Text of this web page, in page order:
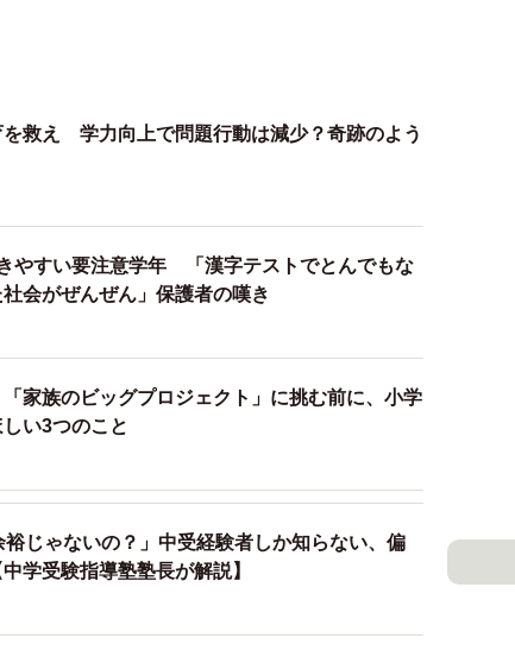
4年生の26.1%が「計算が好き（そう思う）」
）」と回答し、小学4年生の時点では計算に対
がわかりました。
う思う）」であり、かつ「計算に自信がある
減。
えない」（15.1%）の中間層や、「計算が好き
に自信がない（そう思う）」（11.8％）とな
む過程で、計算に対する前向きな意識が急速
分散していく様子がうかがえます。
を救え 学力向上で問題行動は減少？奇跡のよう
やすい要注意学年 「漢字テストでとんでもな
会がぜんぜん」保護者の嘆き
家族のビッグプロジェクト」に挑む前に、小学
い3つのこと
裕じゃないの？」中受経験者しか知らない、偏
学受験指導塾塾長が解説】